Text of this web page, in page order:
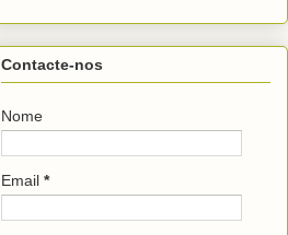
Contacte-nos
Nome
Email *